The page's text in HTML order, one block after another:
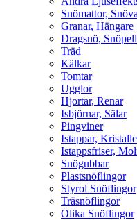
Snömattor,
Granar, Hängare
Dragsnö,
Träd
Kälkar
Tomtar
Ugglor
Hjortar, Renar
Isbjörnar, Sälar
Pingviner
Istappar,
Istappsfriser,
Snögubbar
Plastsnöflingor
Styrol Snöflingor
Träsnöflingor
Olika Snöflingor